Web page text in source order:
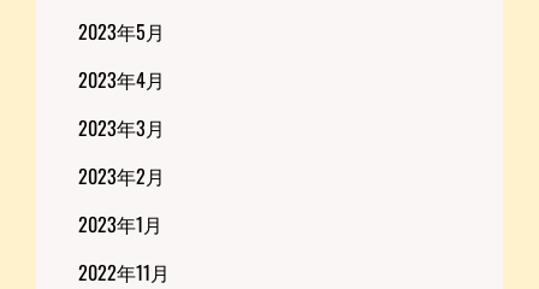
2023年5月
2023年4月
2023年3月
2023年2月
2023年1月
2022年11月